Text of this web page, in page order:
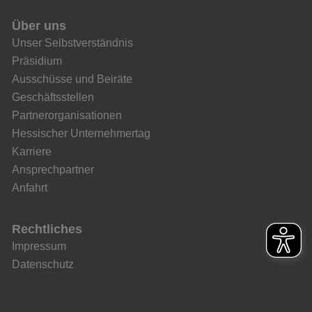
Über uns
Unser Selbstverständnis
Präsidium
Ausschüsse und Beiräte
Geschäftsstellen
Partnerorganisationen
Hessischer Unternehmertag
Karriere
Ansprechpartner
Anfahrt
Rechtliches
Impressum
Datenschutz